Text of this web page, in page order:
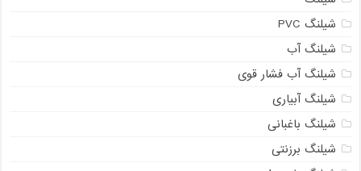
شیلنگ PVC
شیلنگ آب
شیلنگ آب فشار قوی
شیلنگ آبیاری
شیلنگ باغبانی
شیلنگ برزنتی